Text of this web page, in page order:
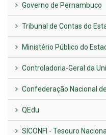
Governo de Pernambuco
Tribunal de Contas do
Ministério Público do
Controladoria-Geral da
Confederação Nacional
QEdu
SICONFI - Tesouro Nacional